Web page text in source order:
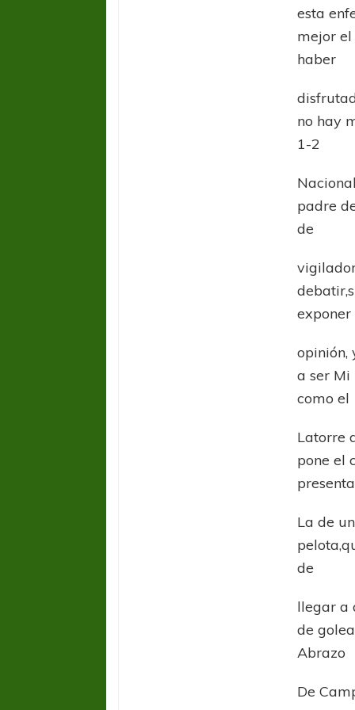
esta
mejor
haber
no hay
1-2
padre
de
exponer
opinión,
a ser Mi
como el
Latorre
pone el
La de
de
llegar a
de
Abrazo
De